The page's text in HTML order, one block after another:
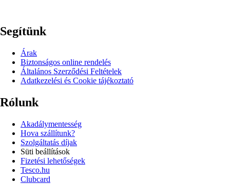
Segítünk
Árak
Biztonságos online rendelés
Általános Szerződési Feltételek
Adatkezelési és Cookie tájékoztató
Rólunk
Akadálymentesség
Hova szállítunk?
Szolgáltatás díjak
Süti beállítások
Fizetési lehetőségek
Tesco.hu
Clubcard